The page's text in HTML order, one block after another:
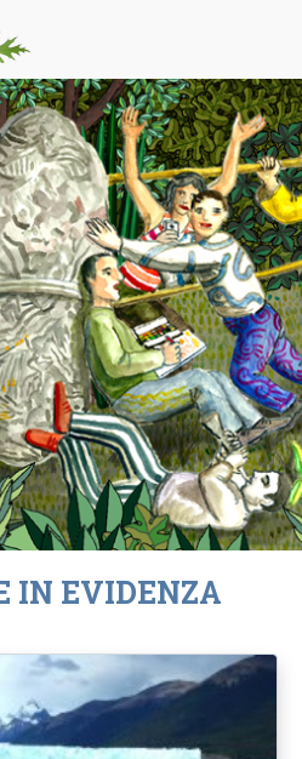
IN EVIDENZA